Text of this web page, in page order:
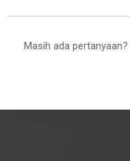
Masih ada pertanyaan?